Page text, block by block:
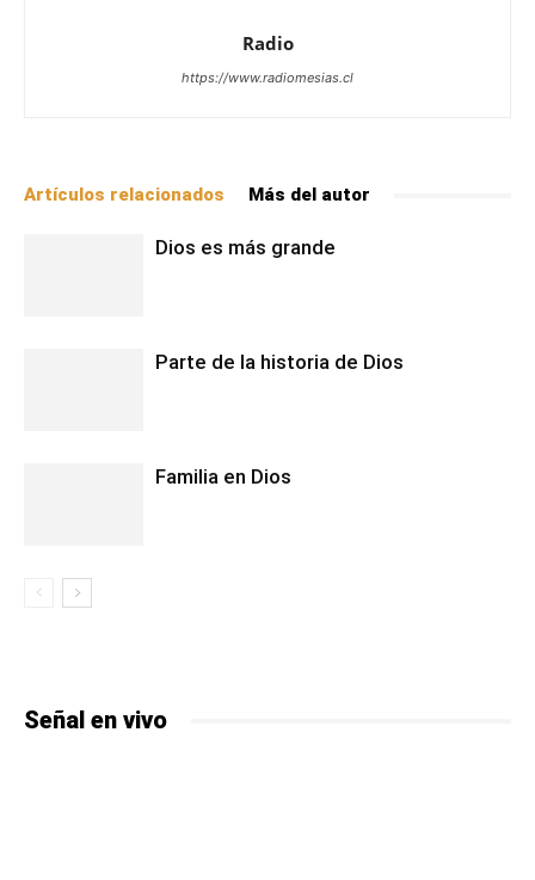
Radio
https://www.radiomesias.cl
Artículos relacionados Más del autor
Dios es más grande
Parte de la historia de Dios
Familia en Dios
Señal en vivo